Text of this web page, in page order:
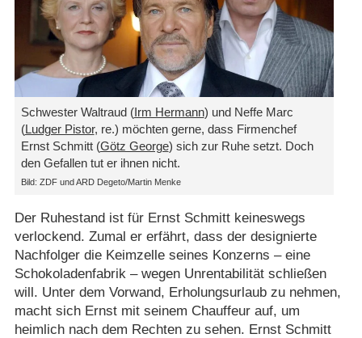
Schwester Waltraud (Irm Hermann) und Neffe Marc
(Ludger Pistor, re.) möchten gerne, dass Firmenchef
Ernst Schmitt (Götz George) sich zur Ruhe setzt. Doch
den Gefallen tut er ihnen nicht.
Bild: ZDF und ARD Degeto/​Martin Menke
Der Ruhestand ist für Ernst Schmitt keineswegs
verlockend. Zumal er erfährt, dass der designierte
Nachfolger die Keimzelle seines Konzerns – eine
Schokoladenfabrik – wegen Unrentabilität schließen
will. Unter dem Vorwand, Erholungsurlaub zu nehmen,
macht sich Ernst mit seinem Chauffeur auf, um
heimlich nach dem Rechten zu sehen. Ernst Schmitt